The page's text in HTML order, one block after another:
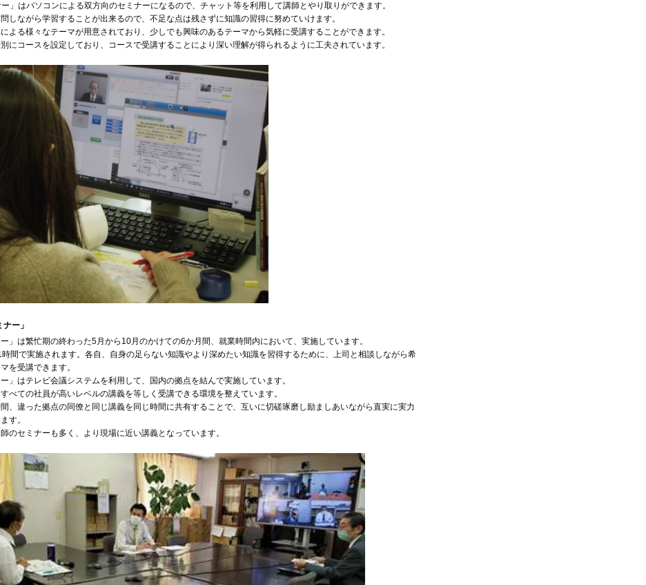
ー」はパソコンによる双方向のセミナーになるので、チャット等を利用して講師とやり取りができます。
しながら学習することが出来るので、不足な点は残さずに知識の習得に努めていけます。
よる様々なテーマが用意されており、少しでも興味のあるテーマから気軽に受講することができます。
にコースを設定しており、コースで受講することにより深い理解が得られるように工夫されています。
ナー」
ー」は繁忙期の終わった5月から10月のかけての6か月間、就業時間内において、実施しています。
間で実施されます。各自、自身の足らない知識やより深めたい知識を習得するために、上司と相談しながら希
を受講できます。
ー」はテレビ会議システムを利用して、国内の拠点を結んで実施しています。
べての社員が高いレベルの講義を等しく受講できる環境を整えています。
、違った拠点の同僚と同じ講義を同じ時間に共有することで、互いに切磋琢磨し励ましあいながら直実に実力
す。
のセミナーも多く、より現場に近い講義となっています。